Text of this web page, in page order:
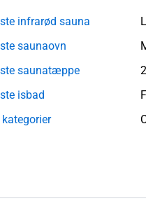
infrarød sauna
saunaovn
saunatæppe
isbad